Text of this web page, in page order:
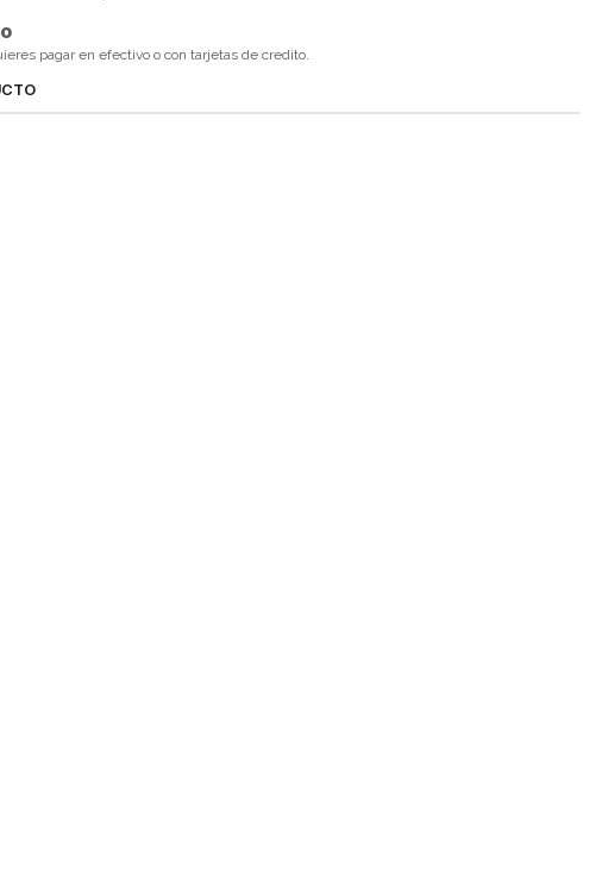
pagar en efectivo o con tarjetas de credito.